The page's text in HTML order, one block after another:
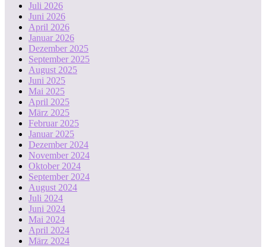
Juli 2026
Juni 2026
April 2026
Januar 2026
Dezember 2025
September 2025
August 2025
Juni 2025
Mai 2025
April 2025
März 2025
Februar 2025
Januar 2025
Dezember 2024
November 2024
Oktober 2024
September 2024
August 2024
Juli 2024
Juni 2024
Mai 2024
April 2024
März 2024